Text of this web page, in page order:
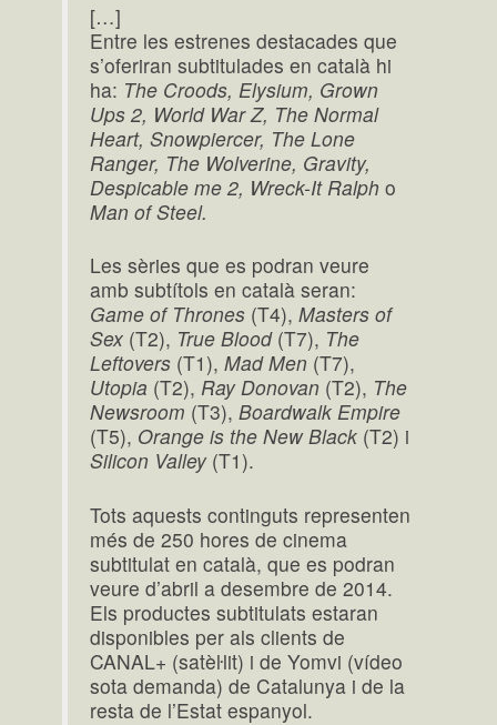
[…]
Entre les estrenes destacades que
s’oferiran subtitulades en català hi
ha: The Croods, Elysium, Grown
Ups 2, World War Z, The Normal
Heart, Snowpiercer, The Lone
Ranger, The Wolverine, Gravity,
Despicable me 2, Wreck-It Ralph o
Man of Steel.
Les sèries que es podran veure
amb subtítols en català seran:
Game of Thrones (T4),Masters of
Sex (T2), True Blood(T7), The
Leftovers (T1),Mad Men (T7),
Utopia (T2), Ray Donovan (T2), The
Newsroom (T3),Boardwalk Empire
(T5), Orange is the New Black (T2) i
Silicon Valley(T1).
Tots aquests continguts representen
més de 250 hores de cinema
subtitulat en català, que es podran
veure d’abril a desembre de 2014.
Els productes subtitulats estaran
disponibles per als clients de
CANAL+ (satèŀlit) i de Yomvi (vídeo
sota demanda) de Catalunya i de la
resta de l’Estat espanyol.